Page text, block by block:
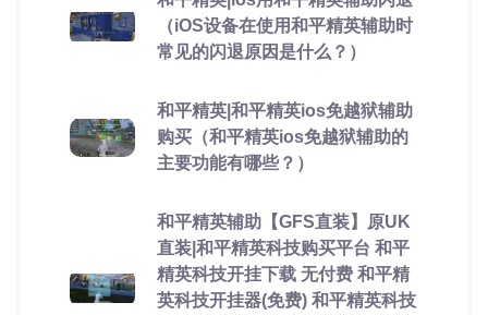
（iOS设备在使用和平精英辅助时
常见的闪退原因是什么？）
和平精英|和平精英ios免越狱辅助
购买（和平精英ios免越狱辅助的
主要功能有哪些？）
和平精英辅助【GFS直装】原UK
直装|和平精英科技购买平台 和平
精英科技开挂下载 无付费 和平精
英科技开挂器(免费) 和平精英科技